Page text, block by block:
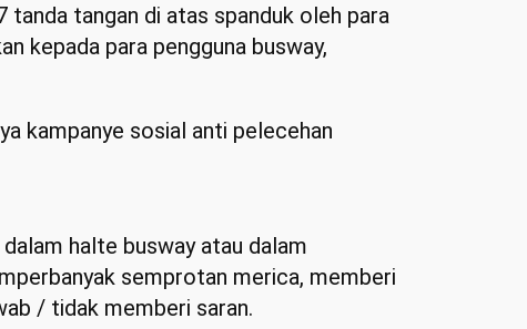
tangan di atas spanduk oleh para
kepada para pengguna busway,
kampanye sosial anti pelecehan
halte busway atau dalam
semprotan merica, memberi
/ tidak memberi saran.